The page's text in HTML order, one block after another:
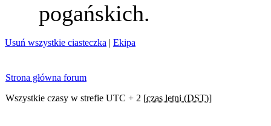
pogańskich.
Usuń wszystkie ciasteczka | Ekipa
Strona główna forum
Wszystkie czasy w strefie UTC + 2 [czas letni (DST)]